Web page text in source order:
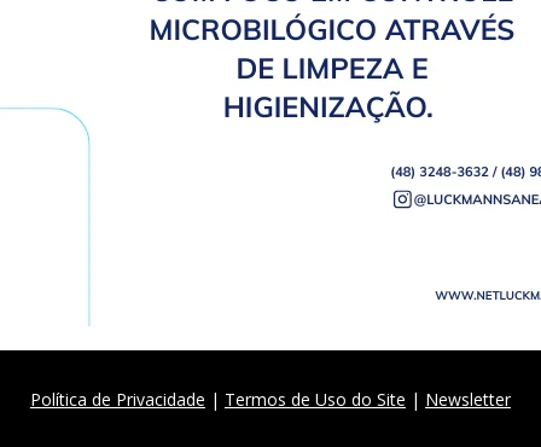
Política de Privacidade | Termos de Uso do Site | Newsletter